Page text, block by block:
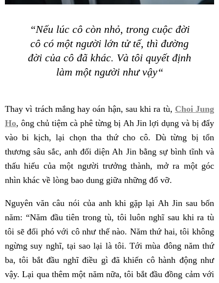
“Nếu lúc cô còn nhỏ, trong cuộc đời
cô có một người lớn tử tế, thì đường
đời của cô đã khác. Và tôi quyết định
làm một người như vậy“
Thay vì trách mắng hay oán hận, sau khi ra tù, Choi Jung
Ho, ông chủ tiệm cà phê từng bị Ah Jin lợi dụng và bị đẩy
vào bi kịch, lại chọn tha thứ cho cô. Dù từng bị tổn
thương sâu sắc, anh đối diện Ah Jin bằng sự bình tĩnh và
thấu hiểu của một người trưởng thành, mở ra một góc
nhìn khác về lòng bao dung giữa những đổ vỡ.
Nguyên văn câu nói của anh khi gặp lại Ah Jin sau bốn
năm: “Năm đầu tiên trong tù, tôi luôn nghĩ sau khi ra tù
tôi sẽ đối phó với cô như thế nào. Năm thứ hai, tôi không
ngừng suy nghĩ, tại sao lại là tôi. Tới mùa đông năm thứ
ba, tôi bắt đầu nghĩ điều gì đã khiến cô hành động như
vậy. Lại qua thêm một năm nữa, tôi bắt đầu đồng cảm với